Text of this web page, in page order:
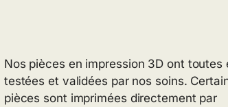
Nos pièces en impression 3D ont toutes
testées et validées par nos soins.
pièces sont imprimées directement par